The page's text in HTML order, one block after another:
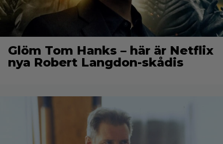
Glöm Tom Hanks – här är Netflix
nya Robert Langdon-skådis